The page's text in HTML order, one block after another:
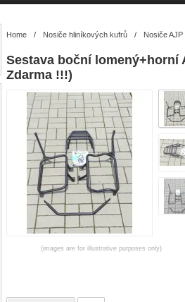
Home / Nosiče hliníkových kufrů / Nosiče AJP
Sestava boční lomený+horní
Zdarma !!!)
(images are for illustrative purposes only)